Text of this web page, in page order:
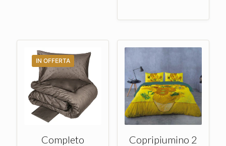
124,00€
era:
è:
IN OFFERTA
Completo
Copripiumino 2